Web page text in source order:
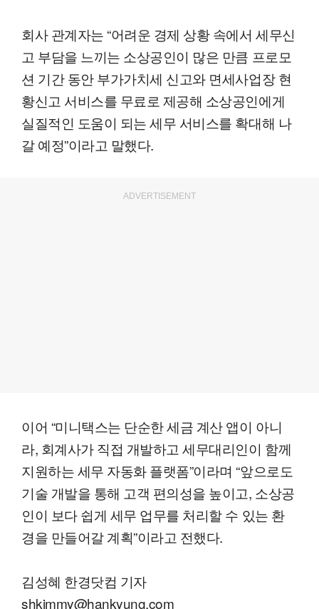
회사 관계자는 “어려운 경제 상황 속에서 세무신
고 부담을 느끼는 소상공인이 많은 만큼 프로모
션 기간 동안 부가가치세 신고와 면세사업장 현
황신고 서비스를 무료로 제공해 소상공인에게
실질적인 도움이 되는 세무 서비스를 확대해 나
갈 예정”이라고 말했다.
ADVERTISEMENT
이어 “미니택스는 단순한 세금 계산 앱이 아니
라, 회계사가 직접 개발하고 세무대리인이 함께
지원하는 세무 자동화 플랫폼”이라며 “앞으로도
기술 개발을 통해 고객 편의성을 높이고, 소상공
인이 보다 쉽게 세무 업무를 처리할 수 있는 환
경을 만들어갈 계획”이라고 전했다.
김성혜 한경닷컴 기자
shkimmy@hankyung.com